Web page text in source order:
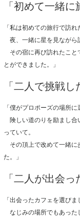
「初めて一緒に
「私は初めての旅行で訪
夜、一緒に星を見ながら
その宿に再び訪れたこと
とができました。」
「二人で挑戦し
「僕がプロポーズの場所
険しい道のりを励まし合
っていて。
その頂上で改めて一緒に
た。」
「二人が出会っ
「出会ったカフェを選びま
なじみの場所でもあった